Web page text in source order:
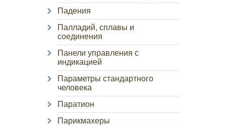
Падения
Палладий, сплавы и
соединения
Панели управления с
индикацией
Параметры стандартного
человека
Паратион
Парикмахеры